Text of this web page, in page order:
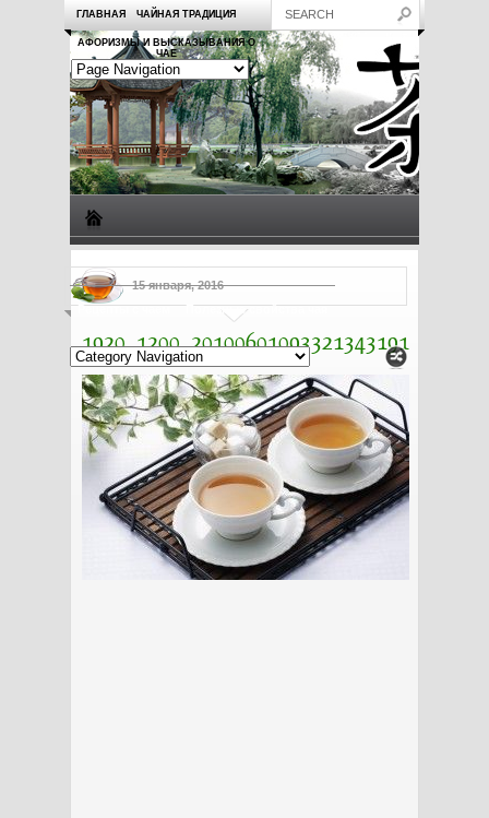
ГЛАВНАЯ ЧАЙНАЯ ТРАДИЦИЯ
АФОРИЗМЫ И ВЫСКАЗЫВАНИЯ О
ЧАЕ
Рецепты с чаем Полезные свойства чая
15 января, 2016
1920_1200_20100601093321343191